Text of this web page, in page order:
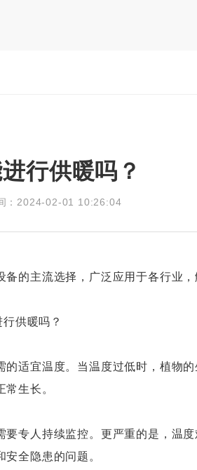
行供暖吗？
：2024-02-01 10:26:04
主流选择，广泛应用于各行业，
适宜温度。当温度过低时，植物的
生长。
人持续监控。更严重的是，温度
全隐患的问题。